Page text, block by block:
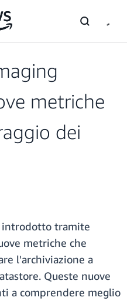
metriche
dei
introdotto tramite
metriche che
l'archiviazione a
Queste nuove
a comprendere meglio